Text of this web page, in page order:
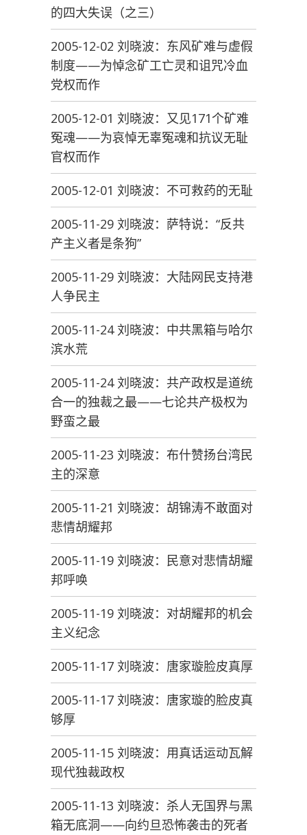
的四大失误（之三）
2005-12-02 刘晓波：东风矿难与虚假
制度——为悼念矿工亡灵和诅咒冷血
党权而作
2005-12-01 刘晓波：又见171个矿难
冤魂——为哀悼无辜冤魂和抗议无耻
官权而作
2005-12-01 刘晓波：不可救药的无耻
2005-11-29 刘晓波：萨特说：“反共
产主义者是条狗”
2005-11-29 刘晓波：大陆网民支持港
人争民主
2005-11-24 刘晓波：中共黑箱与哈尔
滨水荒
2005-11-24 刘晓波：共产政权是道统
合一的独裁之最——七论共产极权为
野蛮之最
2005-11-23 刘晓波：布什赞扬台湾民
主的深意
2005-11-21 刘晓波：胡锦涛不敢面对
悲情胡耀邦
2005-11-19 刘晓波：民意对悲情胡耀
邦呼唤
2005-11-19 刘晓波：对胡耀邦的机会
主义纪念
2005-11-17 刘晓波：唐家璇脸皮真厚
2005-11-17 刘晓波：唐家璇的脸皮真
够厚
2005-11-15 刘晓波：用真话运动瓦解
现代独裁政权
2005-11-13 刘晓波：杀人无国界与黑
箱无底洞——向约旦恐怖袭击的死者